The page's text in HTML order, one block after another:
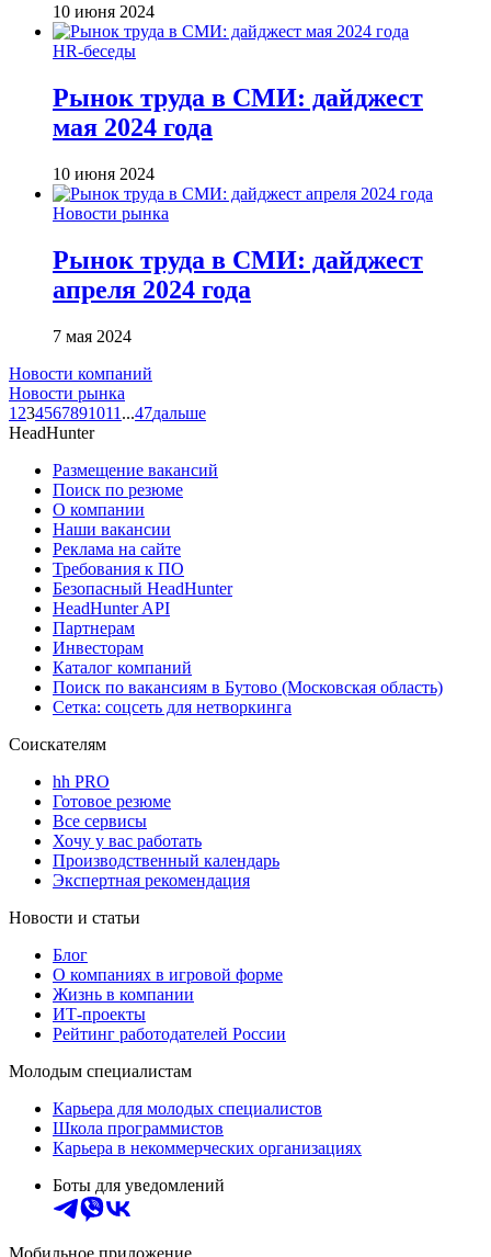
10 июня 2024
HR-беседы
Рынок труда в СМИ: дайджест
мая 2024 года
10 июня 2024
Новости рынка
Рынок труда в СМИ: дайджест
апреля 2024 года
7 мая 2024
Новости компаний
Новости рынка
1 234567891011 ...47дальше
HeadHunter
Размещение вакансий
Поиск по резюме
О компании
Наши вакансии
Реклама на сайте
Требования к ПО
Безопасный HeadHunter
HeadHunter API
Партнерам
Инвесторам
Каталог компаний
Поиск по вакансиям в Бутово (Московская область)
Сетка: соцсеть для нетворкинга
Соискателям
hh PRO
Готовое резюме
Все сервисы
Хочу у вас работать
Производственный календарь
Экспертная рекомендация
Новости и статьи
Блог
О компаниях в игровой форме
Жизнь в компании
ИТ-проекты
Рейтинг работодателей России
Молодым специалистам
Карьера для молодых специалистов
Школа программистов
Карьера в некоммерческих организациях
Боты для уведомлений
Мобильное приложение